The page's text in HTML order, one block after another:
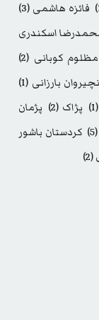
فائزه هاشمی (3)
اسکندری
مظلوم کوبانی (2)
نچیروان بارزانی (1)
(1) پژاک (2)
پژمان
(5)
کردستان باشور
(2)